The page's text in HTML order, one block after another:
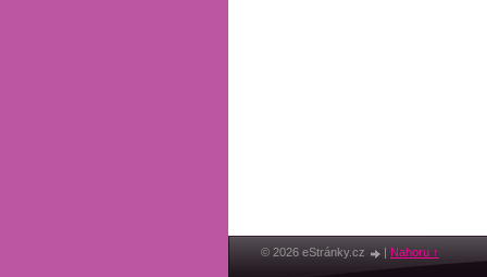
© 2026 eStránky.cz | Nahoru ↑